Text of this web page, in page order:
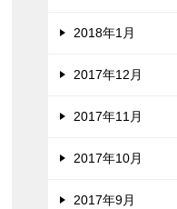
2018年1月
2017年12月
2017年11月
2017年10月
2017年9月